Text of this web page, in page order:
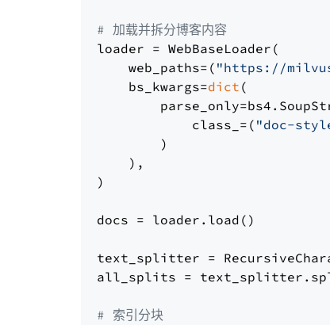
# 加载并拆分博客内容
loader = WebBaseLoader(
    web_paths=(
"https://
    bs_kwargs=
dict (
            class_=(
"doc-
        )
    ),
)
docs = loader.load()
text_splitter =
all_splits =
# 索引分块